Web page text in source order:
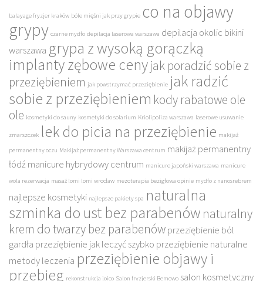
balayage fryzjer kraków bóle mięśni jak przy grypie co na objawy
grypy czarne mydło depilacja laserowa warszawa depilacja okolic bikini
warszawa grypa z wysoką gorączką
implanty zębowe cenyjak poradzić sobie z
przeziębieniem jak powstrzymać przeziębienie jak radzić
sobie z przeziębieniem kody rabatowe ole
ole kosmetyki do sauny kosmetyki do solarium Kriolipoliza warszawa laserowe usuwanie
zmarszczek lek do picia na przeziębienie makijaż
permanentny oczu Makijaż permanentny Warszawa centrum makijaż permanentny
łódź manicure hybrydowy centrum manicure japoński warszawa manicure
wola rezerwacja masaż lomi lomi wrocław mezoterapia bezigłowa opinie mydło z nanosrebrem
najlepsze kosmetyki najlepsze pakiety spa naturalna
szminka do ust bez parabenów naturalny
krem do twarzy bez parabenówprzeziębienie ból
gardła przeziębienie jak leczyć szybko przeziębienie naturalne
metody leczenia przeziębienie objawy i
przebieg rekonstrukcja joico Salon fryzjerski Bemowo salon kosmetyczny